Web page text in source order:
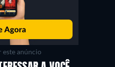
este anúncio